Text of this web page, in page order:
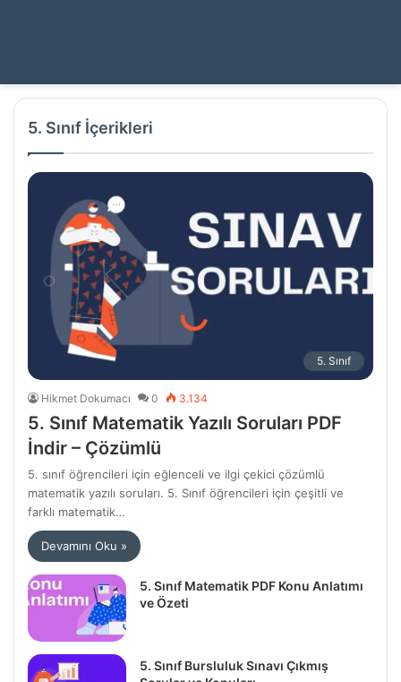
5. Sınıf İçerikleri
5. Sınıf
Hikmet Dokumacı 0 3.134
5. Sınıf Matematik Yazılı Soruları PDF
İndir – Çözümlü
5. sınıf öğrencileri için eğlenceli ve ilgi çekici çözümlü
matematik yazılı soruları. 5. Sınıf öğrencileri için çeşitli ve
farklı matematik…
Devamını Oku »
5. Sınıf Matematik PDF Konu Anlatımı
ve Özeti
5. Sınıf Bursluluk Sınavı Çıkmış